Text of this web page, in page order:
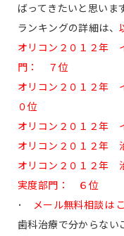
ばってきたいと思いま
ランキングの詳細は、
オリコン２０１２年
門： ７位
オリコン２０１２年
０位
オリコン２０１２年
オリコン２０１２年
オリコン２０１２年
実度部門： ６位
･ メール無料相談は
歯科治療で分からない